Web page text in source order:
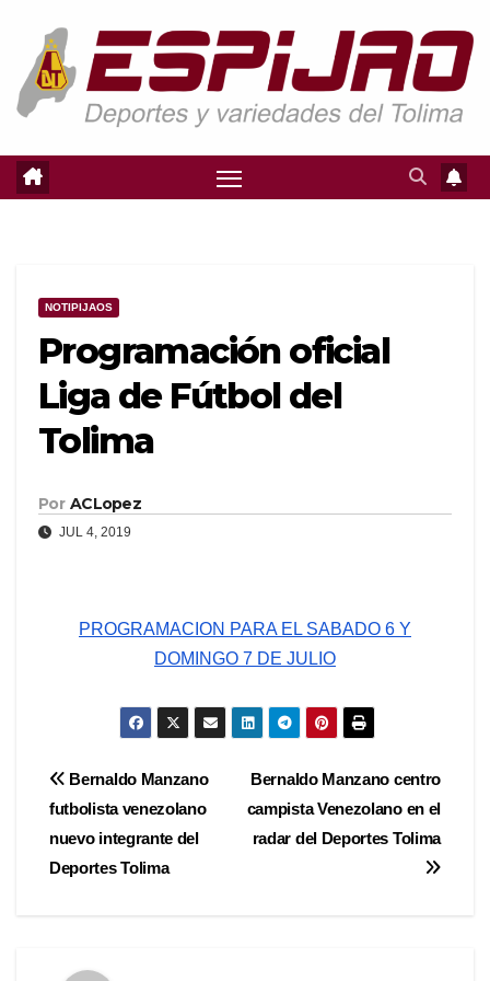
contenido
NOTIPIJAOS
Programación oficial
Liga de Fútbol del
Tolima
Por ACLopez
JUL 4, 2019
PROGRAMACION PARA EL SABADO 6 Y
DOMINGO 7 DE JULIO
Navegación
de
entradas
Bernaldo Manzano centro
campista Venezolano en el
radar del Deportes Tolima
Bernaldo Manzano
futbolista venezolano
nuevo integrante del
Deportes Tolima